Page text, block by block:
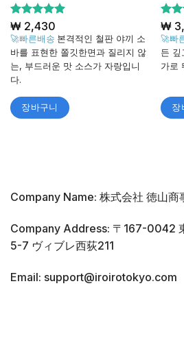
5 중에서
4.88로 평
가됨
₩2,430
🚀빠른배송 본격적인 철판 야끼 소
바를 표현한 쫄깃한면과 질리지 않
는, 부드러운 맛 소스가 자랑입니
다.
장바구니
5 중
4.6
가됨
₩
🚀빠
든 깊
가로
장
Company Name: 株式会社 徳山商
Company Address: 〒167-0042
5-7 ヴィブレ西荻211
Email: support@iroirotokyo.com